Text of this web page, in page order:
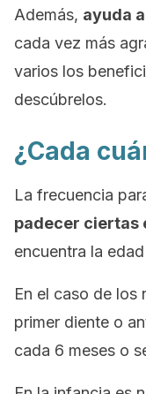
Además, ayuda
cada vez más
varios los
descúbrelos.
¿Cada
La frecuencia
padecer ciertas
encuentra la
En el caso de los
primer diente o
cada 6 meses o